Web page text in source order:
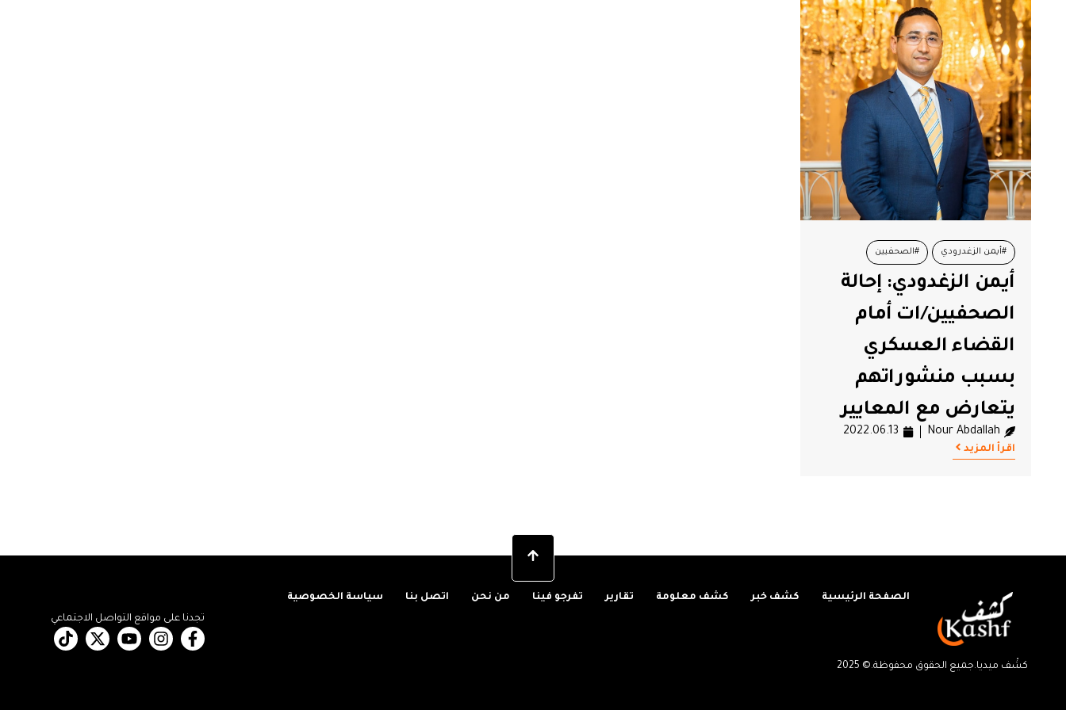
#أيمن الزغدرودي #الصحفيين
#حرية الصحافة
أيمن الزغدودي: إحالة
الصحفيين/ات أمام
القضاء العسكري
بسبب منشوراتهم
يتعارض مع المعايير
الدولية
Nour Abdallah
2022.06.13
اقرأ المزيد
تجدنا على مواقع التواصل الاجتماعي
الصفحة الرئيسية كشف خبر كشف معلومة تقارير تفرجو فينا من نحن اتصل بنا سياسة الخصوصية
كشْف ميديا.جميع الحقوق محفوظة.© 2025